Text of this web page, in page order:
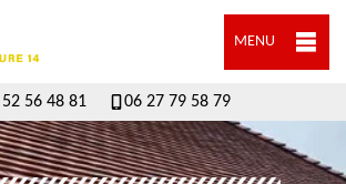
MENU
56 48 81 06 27 79 58 79